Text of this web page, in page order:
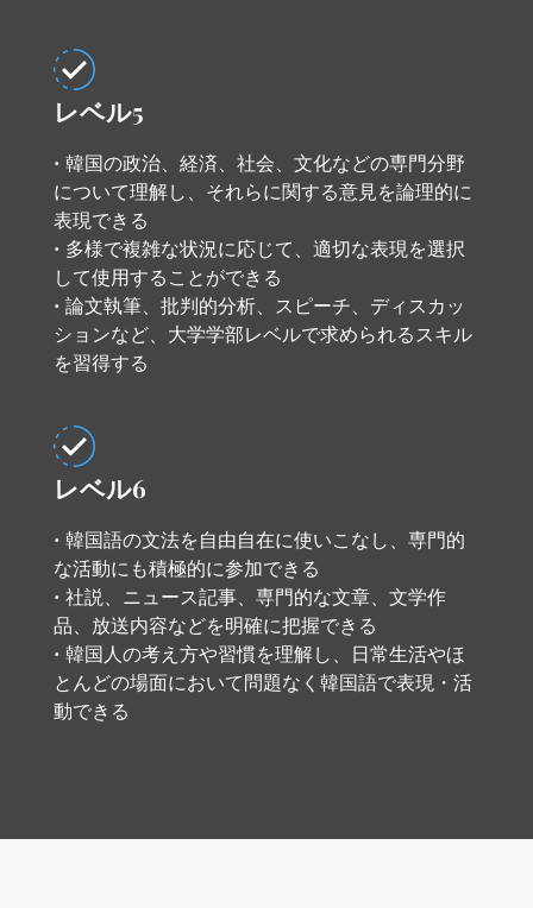
レベル5
• 韓国の政治、経済、社会、文化などの専門分野
について理解し、それらに関する意見を論理的に
表現できる
• 多様で複雑な状況に応じて、適切な表現を選択
して使用することができる
• 論文執筆、批判的分析、スピーチ、ディスカッ
ションなど、大学学部レベルで求められるスキル
を習得する
レベル6
• 韓国語の文法を自由自在に使いこなし、専門的
な活動にも積極的に参加できる
• 社説、ニュース記事、専門的な文章、文学作
品、放送内容などを明確に把握できる
• 韓国人の考え方や習慣を理解し、日常生活やほ
とんどの場面において問題なく韓国語で表現・活
動できる